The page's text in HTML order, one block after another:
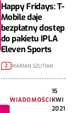
Happy Fridays: T-
Mobile daje
bezpłatny dostęp
do pakietu IPLA
Eleven Sports
2 MARIAN SZUTIAK
WIADOMOŚCI
15
KWI
2021